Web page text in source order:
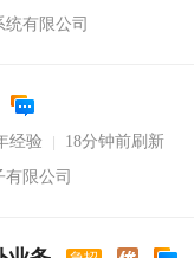
有限公司
经验
18分钟前刷新
限公司